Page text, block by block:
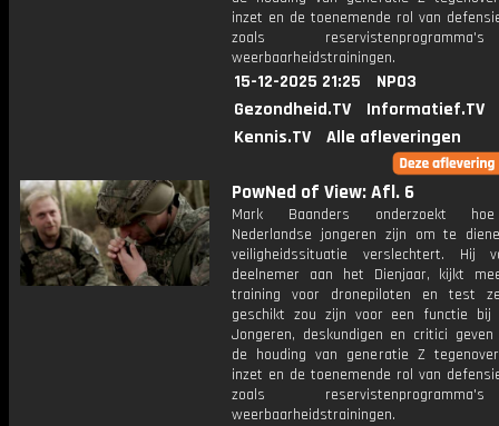
inzet en de toenemende rol van
zoals
weerbaarheidstrainingen.
15-12-2025 21:25
NPO3
Gezondheid.TV
Informatief.TV
Kennis.TV
Alle afleveringen
PowNed of View: Afl. 6
Mark Baanders onderzoekt
Nederlandse jongeren zijn om te
veiligheidssituatie verslechtert. Hij
deelnemer aan het Dienjaar, kijkt
training voor dronepiloten en test
geschikt zou zijn voor een functie bij
Jongeren, deskundigen en critici
de houding van generatie Z
inzet en de toenemende rol van
zoals
weerbaarheidstrainingen.